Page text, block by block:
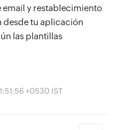
email y restablecimiento
desde tu aplicación
las plantillas
+0530 IST